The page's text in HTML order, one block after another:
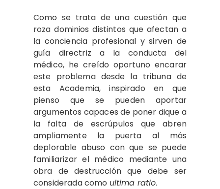
Como se trata de una cuestión que
roza dominios distintos que afectan a
la conciencia profesional y sirven de
guía directriz a la conducta del
médico, he creído oportuno encarar
este problema desde la tribuna de
esta Academia, inspirado en que
pienso que se pueden aportar
argumentos capaces de poner dique a
la falta de escrúpulos que abren
ampliamente la puerta al más
deplorable abuso con que se puede
familiarizar el médico mediante una
obra de destrucción que debe ser
considerada como ultima ratio.